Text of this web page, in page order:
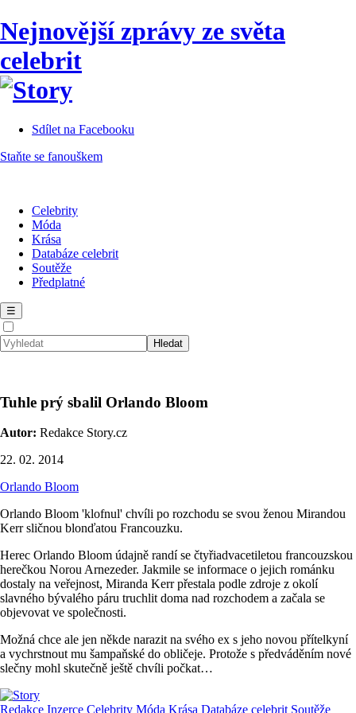
Nejnovější zprávy ze světa
celebrit
Sdílet na Facebooku
Staňte se fanouškem
Celebrity
Móda
Krása
Databáze celebrit
Soutěže
Předplatné
☰
Tuhle prý sbalil Orlando Bloom
Autor: Redakce Story.cz
22. 02. 2014
Orlando Bloom
Orlando Bloom 'klofnul' chvíli po rozchodu se svou ženou Mirandou
Kerr sličnou blonďatou Francouzku.
Herec Orlando Bloom údajně randí se čtyřiadvacetiletou francouzskou
herečkou Norou Arnezeder. Jakmile se informace o jejich románku
dostaly na veřejnost, Miranda Kerr přestala podle zdroje z okolí
slavného bývalého páru truchlit doma nad rozchodem a začala se
objevovat ve společnosti.
Možná chce ale jen někde narazit na svého ex s jeho novou přítelkyní
a vychrstnout mu šampaňské do obličeje. Protože s předváděním nové
slečny mohl skutečně ještě chvíli počkat…
Redakce Inzerce Celebrity Móda Krása Databáze celebrit Soutěže